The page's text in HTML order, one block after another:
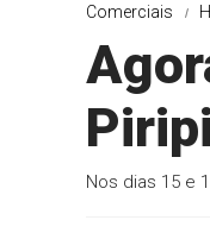
Comerciais
Nos dias 15 e